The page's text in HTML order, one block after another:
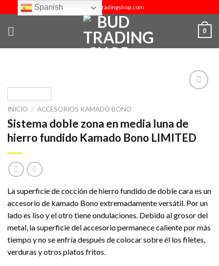
content
info@budtradingshop.com
0
lista de
deseos
INICIO / ACCESORIOS KAMADO BONO
Sistema doble zona en media luna de
hierro fundido Kamado Bono LIMITED
La superficie de cocción de hierro fundido de doble cara es un
accesorio de kamado Bono extremadamente versátil. Por un
lado es liso y el otro tiene ondulaciones. Debido al grosor del
metal, la superficie del accesorio permanece caliente por más
tiempo y no se enfría después de colocar sobre él los filetes,
verduras y otros platos fritos.
Spanish